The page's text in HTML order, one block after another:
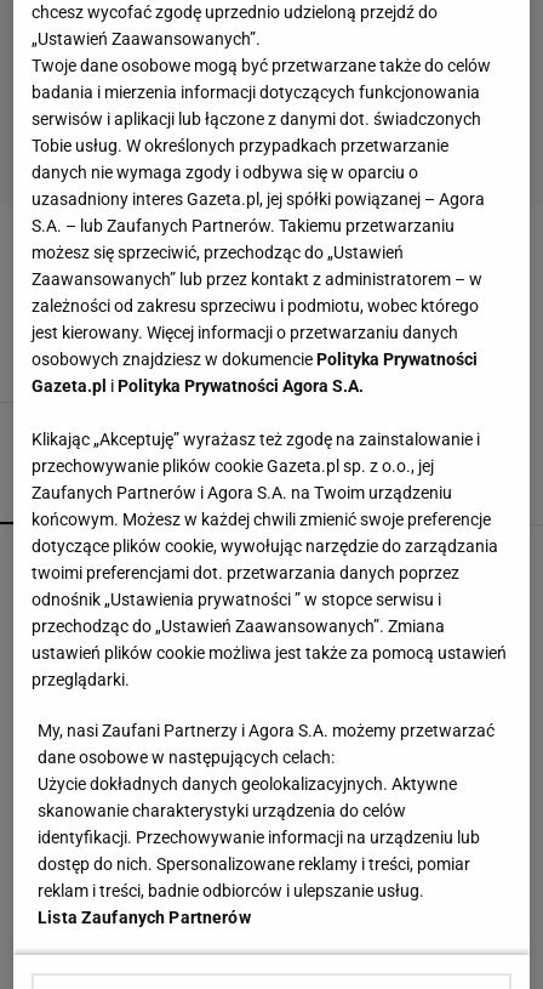
KAJATAN KAJETANOWICZ
Rajd Rzeszowski. Plecy Kajetanowicza
kd,12 SIERPNIA 2012, 17:27
POPULARNE NAJNOWSZE
Trzy minuty i wstrząs u Igi Świątek. Szkoda, że
Roig tego nie widział
SUBSKRYPCJA
Słaby wieczór polskich drużyn w Europie. Nie
To jeden z najczęstszych błędów przed
zagranicznym wyjazdem. O tym wiele osób
zapomina
MATERIAŁ PROMOCYJNY
Lewandowski nie ma żadnych szans. Ekspert
mówi to wprost
Ledwo uniknęli kompromitacji. Tak Lech zagrał
chcesz wycofać zgodę uprzednio udzieloną przejdź do
„Ustawień Zaawansowanych”.
Twoje dane osobowe mogą być przetwarzane także do celów
badania i mierzenia informacji dotyczących funkcjonowania
serwisów i aplikacji lub łączone z danymi dot. świadczonych
Tobie usług. W określonych przypadkach przetwarzanie
danych nie wymaga zgody i odbywa się w oparciu o
uzasadniony interes Gazeta.pl, jej spółki powiązanej – Agora
S.A. – lub Zaufanych Partnerów. Takiemu przetwarzaniu
możesz się sprzeciwić, przechodząc do „Ustawień
Zaawansowanych” lub przez kontakt z administratorem – w
zależności od zakresu sprzeciwu i podmiotu, wobec którego
jest kierowany. Więcej informacji o przetwarzaniu danych
osobowych znajdziesz w dokumenciePolityka Prywatności
Gazeta.pl iPolityka Prywatności Agora S.A.
Klikając „Akceptuję” wyrażasz też zgodę na zainstalowanie i
przechowywanie plików cookie Gazeta.pl sp. z o.o., jej
Zaufanych Partnerów i Agora S.A. na Twoim urządzeniu
końcowym. Możesz w każdej chwili zmienić swoje preferencje
dotyczące plików cookie, wywołując narzędzie do zarządzania
twoimi preferencjami dot. przetwarzania danych poprzez
odnośnik „Ustawienia prywatności ” w stopce serwisu i
przechodząc do „Ustawień Zaawansowanych”. Zmiana
ustawień plików cookie możliwa jest także za pomocą ustawień
przeglądarki.
My, nasi Zaufani Partnerzy i Agora S.A. możemy przetwarzać
dane osobowe w następujących celach:
Użycie dokładnych danych geolokalizacyjnych. Aktywne
skanowanie charakterystyki urządzenia do celów
identyfikacji. Przechowywanie informacji na urządzeniu lub
dostęp do nich. Spersonalizowane reklamy i treści, pomiar
reklam i treści, badnie odbiorców i ulepszanie usług.
Lista Zaufanych Partnerów